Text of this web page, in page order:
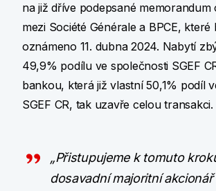
na již dříve podepsané
mezi Société Générale a BPCE, které
oznámeno 11. dubna 2024. Nabytí
49,9% podílu ve společnosti SGEF
bankou, která již vlastní 50,1% podíl
SGEF CR, tak uzavře celou transakci.
„Přistupujeme k tomuto
dosavadní majoritní akcionář